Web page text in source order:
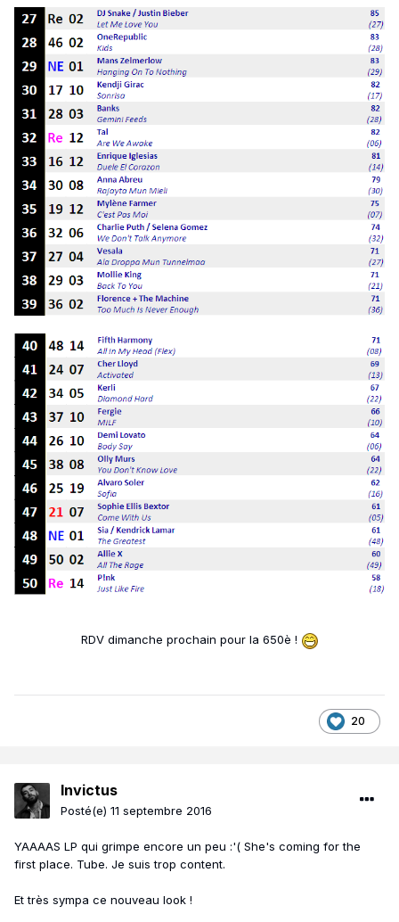
RDV dimanche prochain pour la 650è !
20
Invictus
Posté(e) 11 septembre 2016
YAAAAS LP qui grimpe encore un peu :'( She's coming for the
first place. Tube. Je suis trop content.
Et très sympa ce nouveau look !